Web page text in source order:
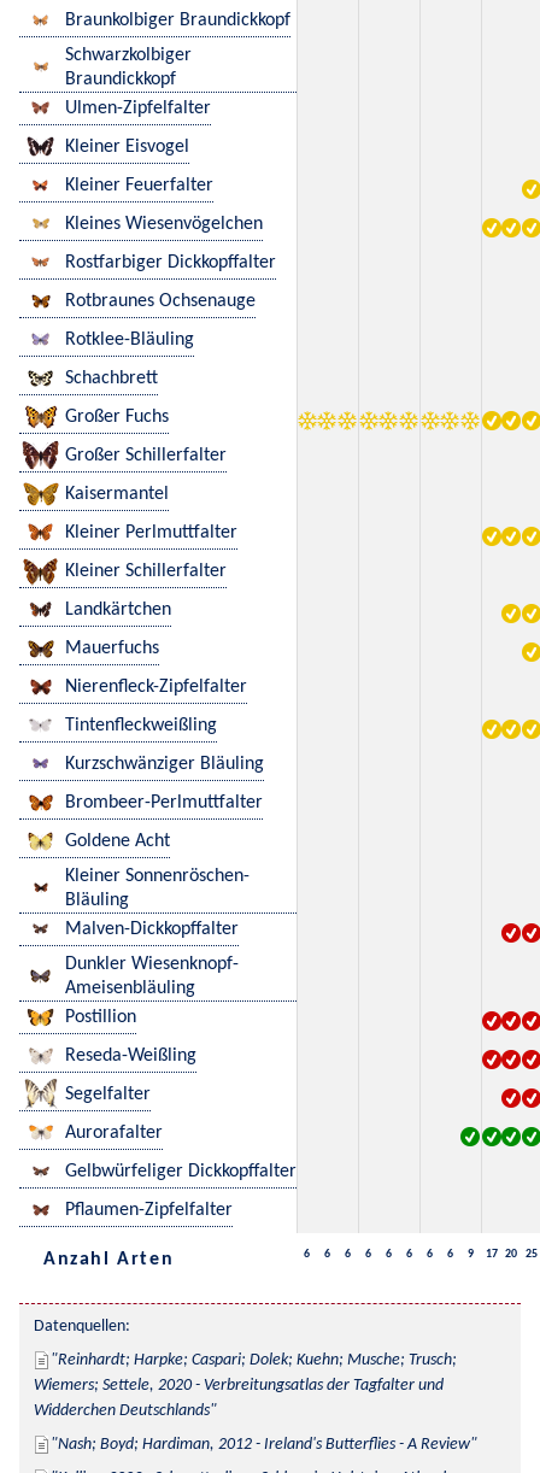
Braunkolbiger Braundickkopf
Schwarzkolbiger
Braundickkopf
Ulmen-Zipfelfalter
Kleiner Eisvogel
Kleiner Feuerfalter
Kleines Wiesenvögelchen
Rostfarbiger Dickkopffalter
Rotbraunes Ochsenauge
Rotklee-Bläuling
Schachbrett
Großer Fuchs
Großer Schillerfalter
Kaisermantel
Kleiner Perlmuttfalter
Kleiner Schillerfalter
Landkärtchen
Mauerfuchs
Nierenfleck-Zipfelfalter
Tintenfleckweißling
Kurzschwänziger Bläuling
Brombeer-Perlmuttfalter
Goldene Acht
Kleiner Sonnenröschen-
Bläuling
Malven-Dickkopffalter
Dunkler Wiesenknopf-
Ameisenbläuling
Postillion
Reseda-Weißling
Segelfalter
Aurorafalter
Gelbwürfeliger Dickkopffalter
Pflaumen-Zipfelfalter
Anzahl Arten 6 6 6 6 6 6 6 6 9 17 20 25
Datenquellen:
Reinhardt; Harpke; Caspari; Dolek; Kuehn; Musche; Trusch;
Wiemers; Settele, 2020 - Verbreitungsatlas der Tagfalter und
Widderchen Deutschlands
Nash; Boyd; Hardiman, 2012 - Ireland's Butterflies - A Review